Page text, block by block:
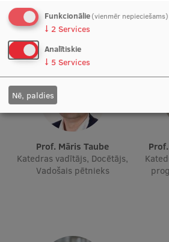
Zinātnieku brokastis
Vertikāli integrētie projekti
Zinātniskās konferences
Inovāciju centrs
Starptautiskā sadarbība
Starptautiskie sadarbības partneri
Prof. Māris Taube
Katedras vadītājs, Docētājs,
Vadošais pētnieks
Funkcionālie(vienmēr nepieciešams)
↓ 2 Services
Analītiskie
↓ 5 Services
Nē, paldies